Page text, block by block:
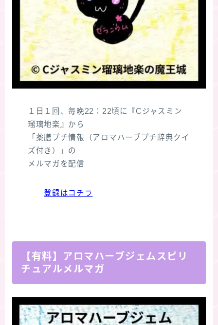
１日１回、毎晩22：22頃に『Cジャスミン
瑠璃地楽』から
「薬膳プチ情報（アロマハーブプチ辞典クイ
ズ付き）」の
メルマガを配信
登録はコチラ
【有料】アロマハーブジェムスピリ
チュアルメルマガ